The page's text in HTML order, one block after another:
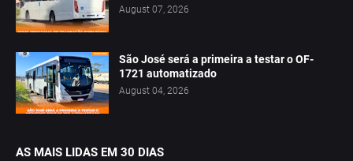
August 07, 2026
São José será a primeira a testar o OF-
1721 automatizado
August 04, 2026
AS MAIS LIDAS EM 30 DIAS